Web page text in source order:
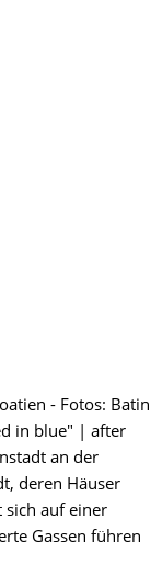
- Fotos: Batin
in blue" | after
an der
deren Häuser
sich auf einer
Gassen führen